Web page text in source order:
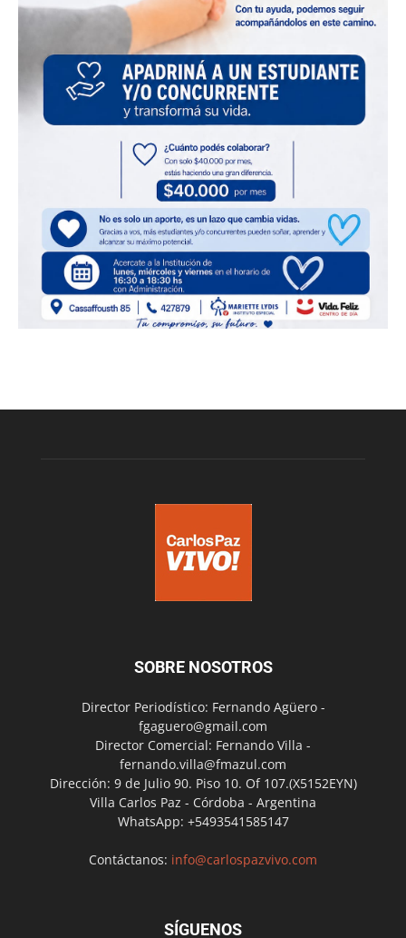
SOBRE NOSOTROS
Director Periodístico: Fernando Agüero -
fgaguero@gmail.com
Director Comercial: Fernando Villa -
fernando.villa@fmazul.com
Dirección: 9 de Julio 90. Piso 10. Of 107.(X5152EYN)
Villa Carlos Paz - Córdoba - Argentina
WhatsApp: +5493541585147
Contáctanos: info@carlospazvivo.com
SÍGUENOS